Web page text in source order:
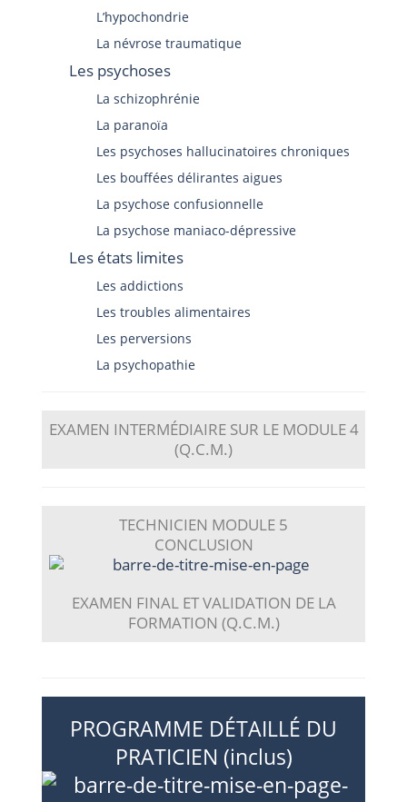
L’hypochondrie
La névrose traumatique
Les psychoses
La schizophrénie
La paranoïa
Les psychoses hallucinatoires chroniques
Les bouffées délirantes aigues
La psychose confusionnelle
La psychose maniaco-dépressive
Les états limites
Les addictions
Les troubles alimentaires
Les perversions
La psychopathie
EXAMEN INTERMÉDIAIRE SUR LE MODULE 4
(Q.C.M.)
TECHNICIEN MODULE 5
CONCLUSION
EXAMEN FINAL ET VALIDATION DE LA
FORMATION (Q.C.M.)
PROGRAMME DÉTAILLÉ DU
PRATICIEN (inclus)